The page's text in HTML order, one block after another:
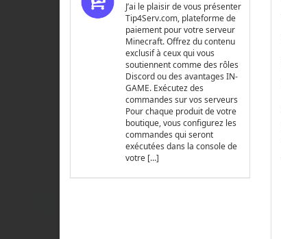
J’ai le plaisir de vous présenter
Tip4Serv.com, plateforme de
paiement pour votre serveur
Minecraft. Offrez du contenu
exclusif à ceux qui vous
soutiennent comme des rôles
Discord ou des avantages IN-
GAME. Exécutez des
commandes sur vos serveurs
Pour chaque produit de votre
boutique, vous configurez les
commandes qui seront
exécutées dans la console de
votre […]